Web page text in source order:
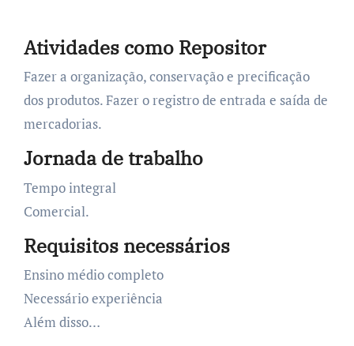
Atividades como Repositor
Fazer a organização, conservação e precificação
dos produtos. Fazer o registro de entrada e saída de
mercadorias.
Jornada de trabalho
Tempo integral
Comercial.
Requisitos necessários
Ensino médio completo
Necessário experiência
Além disso…